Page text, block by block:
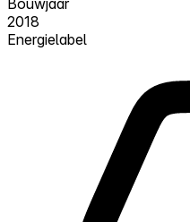
2018
Energielabel